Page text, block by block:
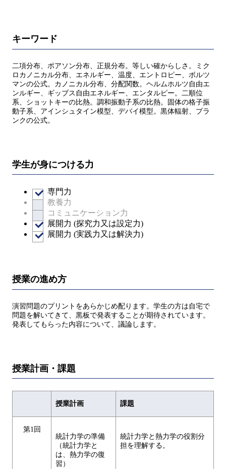
キーワード
二項分布、ポアソン分布、正規分布。等しい確からしさ。ミク
ロカノニカル分布、エネルギー、温度、エントロピー、ボルツ
マンの公式。カノニカル分布、分配関数。ヘルムホルツ自由エ
ンルギー、ギッブス自由エネルギー、エンタルピー。二順位
系、ショットキーの比熱。調和振動子系の比熱。固体の格子振
動子系、アインシュタイン模型、デバイ模型。黒体輻射、プラ
ンクの公式。
学生が身につける力
専門力
教養力
コミュニケーション力
展開力 (探究力又は設定力)
展開力 (実践力又は解決力)
授業の進め方
演習問題のプリントをあらかじめ配ります。学生の方は自宅で
問題を解いてきて、黒板で発表することが期待されています。
発表してもらった内容について、議論します。
授業計画・課題
授業計画 課題
第1回
統計力学の準備
（統計力学と
は、熱力学の復
習）
統計力学と熱力学の役割分
担を理解する。